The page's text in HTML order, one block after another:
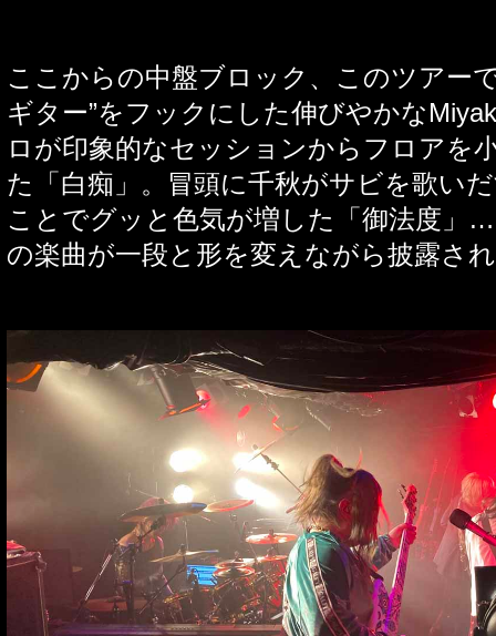
ここからの中盤ブロック、このツアー
ギター”をフックにした伸びやかな
ロが印象的なセッションからフロアを
た「白痴」。冒頭に千秋がサビを歌い
ことでグッと色気が増した「御法度」
…
の楽曲が一段と形を変えながら披露さ